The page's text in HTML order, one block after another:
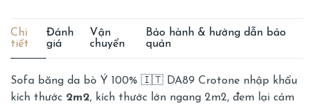
Chi
tiết
Đánh
giá
Vận
chuyển
Bảo hành & hướng dẫn bảo
quản
Sofa băng da bò Ý 100% 🇮🇹 DA89 Crotone nhập khẩu
kích thước 2m2, kích thước lớn ngang 2m2, đem lại cảm